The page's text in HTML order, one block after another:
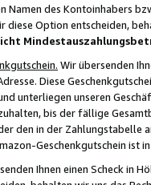
Namen des Kontoinhabers
Option entscheiden,
Wir übersenden
Diese
unterliegen unseren
bis der fällige
den in der
Geschenkgutschein ist
Ihnen einen Scheck in